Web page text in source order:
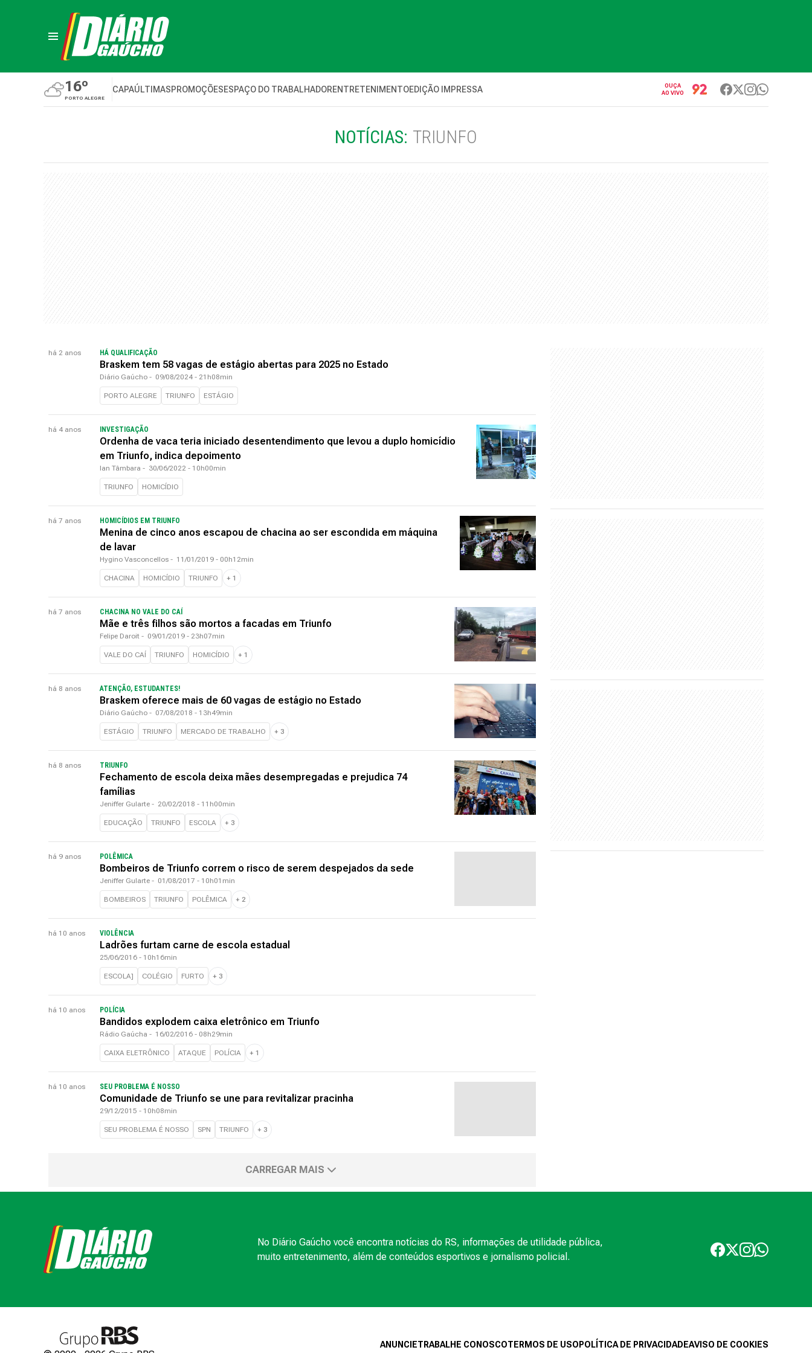
16º
PORTO ALEGRE
CAPAÚLTIMASPROMOÇÕESESPAÇO DO TRABALHADORENTRETENIMENTOEDIÇÃO IMPRESSA
OUÇA
AO VIVO
NOTÍCIAS: TRIUNFO
há 2 anos HÁ QUALIFICAÇÃO
Braskem tem 58 vagas de estágio abertas para 2025 no Estado
Diário Gaúcho - 09/08/2024 - 21h08min
PORTO ALEGRE TRIUNFO ESTÁGIO
há 4 anos INVESTIGAÇÃO
Ordenha de vaca teria iniciado desentendimento que levou a duplo homicídio
em Triunfo, indica depoimento
Ian Tâmbara - 30/06/2022 - 10h00min
TRIUNFO HOMICÍDIO
há 7 anos HOMICÍDIOS EM TRIUNFO
Menina de cinco anos escapou de chacina ao ser escondida em máquina
de lavar
Hygino Vasconcellos - 11/01/2019 - 00h12min
CHACINA HOMICÍDIO TRIUNFO + 1
há 7 anos CHACINA NO VALE DO CAÍ
Mãe e três filhos são mortos a facadas em Triunfo
Felipe Daroit - 09/01/2019 - 23h07min
VALE DO CAÍ TRIUNFO HOMICÍDIO + 1
há 8 anos ATENÇÃO, ESTUDANTES!
Braskem oferece mais de 60 vagas de estágio no Estado
Diário Gaúcho - 07/08/2018 - 13h49min
ESTÁGIO TRIUNFO MERCADO DE TRABALHO + 3
há 8 anos TRIUNFO
Fechamento de escola deixa mães desempregadas e prejudica 74
famílias
Jeniffer Gularte - 20/02/2018 - 11h00min
EDUCAÇÃO TRIUNFO ESCOLA + 3
há 9 anos POLÊMICA
Bombeiros de Triunfo correm o risco de serem despejados da sede
Jeniffer Gularte - 01/08/2017 - 10h01min
BOMBEIROS TRIUNFO POLÊMICA + 2
há 10 anos VIOLÊNCIA
Ladrões furtam carne de escola estadual
25/06/2016 - 10h16min
ESCOLA] COLÉGIO FURTO + 3
há 10 anos POLÍCIA
Bandidos explodem caixa eletrônico em Triunfo
Rádio Gaúcha - 16/02/2016 - 08h29min
CAIXA ELETRÔNICO ATAQUE POLÍCIA + 1
há 10 anos SEU PROBLEMA É NOSSO
Comunidade de Triunfo se une para revitalizar pracinha
29/12/2015 - 10h08min
SEU PROBLEMA É NOSSO SPN TRIUNFO + 3
CARREGAR MAIS
No Diário Gaúcho você encontra notícias do RS, informações de utilidade pública,
muito entretenimento, além de conteúdos esportivos e jornalismo policial.
ANUNCIETRABALHE CONOSCOTERMOS DE USO POLÍTICA DE PRIVACIDADEAVISO DE COOKIES